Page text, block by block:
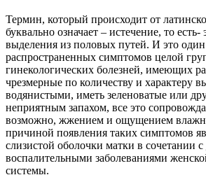
Термин, который происходит от
буквально означает – истечение, то есть-
выделения из половых путей. И это
распространенных симптомов целой
гинекологических болезней, имеющих
чрезмерные по количеству и характеру
водянистыми, иметь зеленоватые или
неприятным запахом, все это
возможно, жжением и ощущением
причиной появления таких симптомов
слизистой оболочки матки в сочетании
воспалительными заболеваниями
системы.